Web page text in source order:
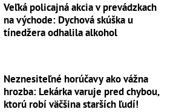
Veľká policajná akcia v prevádzkach
na východe: Dychová skúška u
tínedžera odhalila alkohol
Neznesiteľné horúčavy ako vážna
hrozba: Lekárka varuje pred chybou,
ktorú robí väčšina starších ľudí!